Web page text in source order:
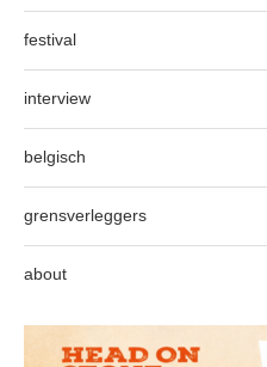
festival
interview
belgisch
grensverleggers
about